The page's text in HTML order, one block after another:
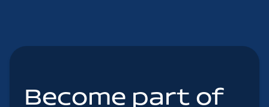
Become part of